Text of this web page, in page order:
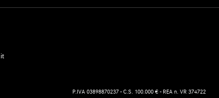
P.IVA 03898870237 - C.S. 100.000 € - REA n. VR 374722